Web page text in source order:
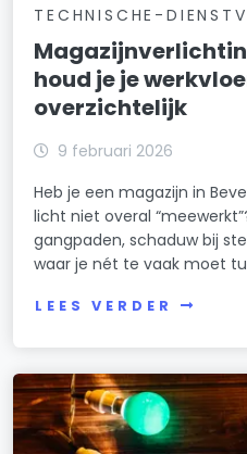
TECHNISCHE-
houd je je
overzichtelijk
9 februari 2026
Heb je een magazijn in
licht niet overal
gangpaden, schaduw bij
waar je nét te vaak moet
LEES VERDER